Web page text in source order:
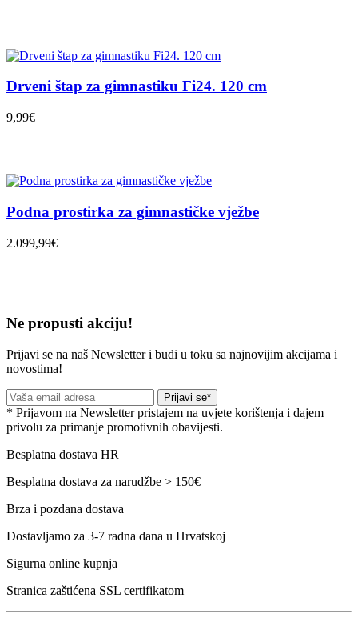
Drveni štap za gimnastiku Fi24. 120 cm
9,99€
Podna prostirka za gimnastičke vježbe
2.099,99€
Ne propusti akciju!
Prijavi se na naš Newsletter i budi u toku sa najnovijim akcijama i
novostima!
Prijavi se*
* Prijavom na Newsletter pristajem na uvjete korištenja i dajem
privolu za primanje promotivnih obavijesti.
Besplatna dostava HR
Besplatna dostava za narudžbe > 150€
Brza i pozdana dostava
Dostavljamo za 3-7 radna dana u Hrvatskoj
Sigurna online kupnja
Stranica zaštićena SSL certifikatom